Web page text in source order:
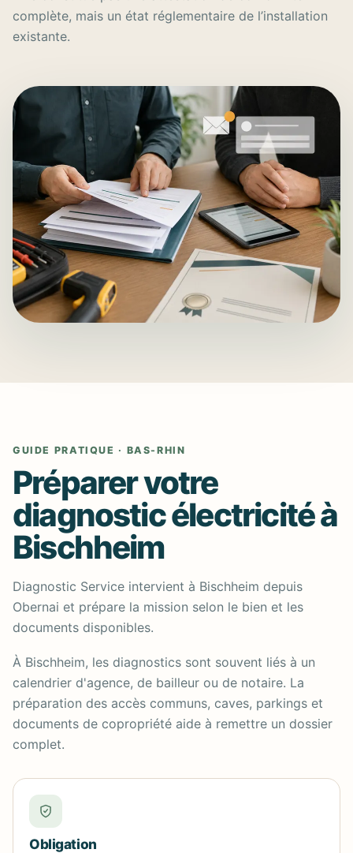
complète, mais un état réglementaire de l’installation
existante.
GUIDE PRATIQUE · BAS-RHIN
Préparer votre
diagnostic électricité à
Bischheim
Diagnostic Service intervient à Bischheim depuis
Obernai et prépare la mission selon le bien et les
documents disponibles.
À Bischheim, les diagnostics sont souvent liés à un
calendrier d'agence, de bailleur ou de notaire. La
préparation des accès communs, caves, parkings et
documents de copropriété aide à remettre un dossier
complet.
Obligation